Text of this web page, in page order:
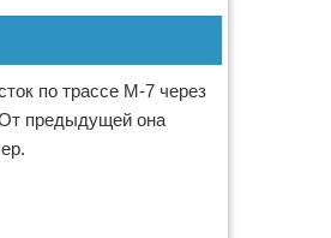
по трассе М-7 через
От предыдущей она